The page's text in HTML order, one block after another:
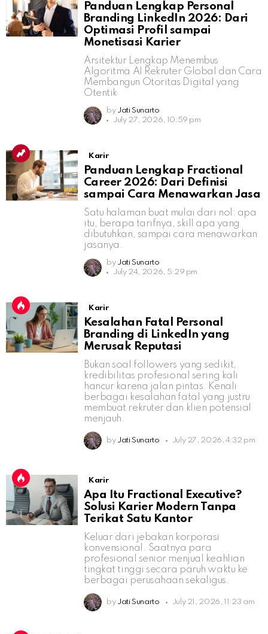
Panduan Lengkap Personal
Branding LinkedIn 2026: Dari
Optimasi Profil sampai
Monetisasi Karier
Arsitektur Lengkap Menembus
Algoritma AI Rekruter Global dan Cara
Membangun Otoritas Digital yang
Otentik
by Jati Sunarto
July 27, 2026, 10:59 pm
Karir
Panduan Lengkap Fractional
Career 2026: Dari Definisi
sampai Cara Menawarkan Jasa
Satu halaman buat mulai dari nol: apa
itu, berapa tarifnya, skill apa yang
dibutuhkan, sampai cara menawarkan
jasanya.
by Jati Sunarto
July 24, 2026, 5:29 pm
Karir
Kesalahan Fatal Personal
Branding di LinkedIn yang
Merusak Reputasi
Bukan soal followers yang sedikit,
kredibilitas profesional sering kali
hancur karena jalan pintas. Kenali
berbagai kesalahan fatal yang justru
membuat rekruter dan klien potensial
menjauh.
by Jati Sunarto July 27, 2026, 4:32 pm
Karir
Apa Itu Fractional Executive?
Solusi Karier Modern Tanpa
Terikat Satu Kantor
Keluar dari jebakan korporasi
konvensional. Saatnya para
profesional senior menjual keahlian
tingkat tinggi secara paruh waktu ke
berbagai perusahaan sekaligus.
by Jati Sunarto July 21, 2026, 11:23 am